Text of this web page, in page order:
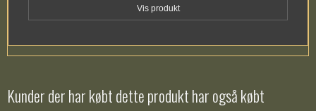
Vis produkt
Kunder der har købt dette produkt har også købt